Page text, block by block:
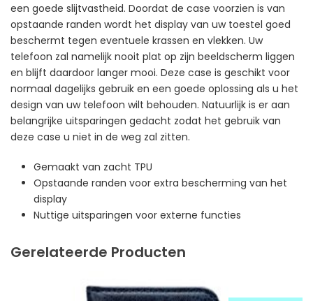
een goede slijtvastheid. Doordat de case voorzien is van
opstaande randen wordt het display van uw toestel goed
beschermt tegen eventuele krassen en vlekken. Uw
telefoon zal namelijk nooit plat op zijn beeldscherm liggen
en blijft daardoor langer mooi. Deze case is geschikt voor
normaal dagelijks gebruik en een goede oplossing als u het
design van uw telefoon wilt behouden. Natuurlijk is er aan
belangrijke uitsparingen gedacht zodat het gebruik van
deze case u niet in de weg zal zitten.
Gemaakt van zacht TPU
Opstaande randen voor extra bescherming van het
display
Nuttige uitsparingen voor externe functies
Gerelateerde Producten